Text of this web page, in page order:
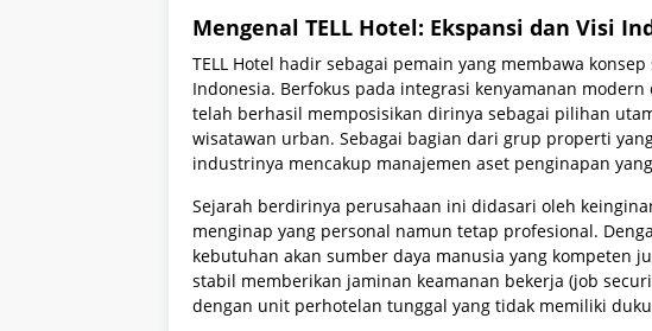
Mengenal TELL Hotel: Ekspansi dan Visi
TELL Hotel hadir sebagai pemain yang membawa
Indonesia. Berfokus pada integrasi kenyamanan
telah berhasil memposisikan dirinya sebagai pilihan
wisatawan urban. Sebagai bagian dari grup properti
industrinya mencakup manajemen aset penginapan
Sejarah berdirinya perusahaan ini didasari oleh
menginap yang personal namun tetap profesional.
kebutuhan akan sumber daya manusia yang kompeten
stabil memberikan jaminan keamanan bekerja (job
dengan unit perhotelan tunggal yang tidak memiliki